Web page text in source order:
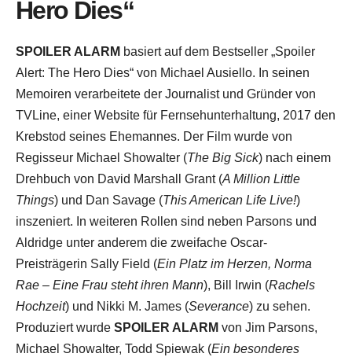
Hero Dies“
SPOILER ALARM basiert auf dem Bestseller „Spoiler
Alert: The Hero Dies“ von Michael Ausiello. In seinen
Memoiren verarbeitete der Journalist und Gründer von
TVLine, einer Website für Fernsehunterhaltung, 2017 den
Krebstod seines Ehemannes. Der Film wurde von
Regisseur Michael Showalter (The Big Sick) nach einem
Drehbuch von David Marshall Grant (A Million Little
Things) und Dan Savage (This American Life Live!)
inszeniert. In weiteren Rollen sind neben Parsons und
Aldridge unter anderem die zweifache Oscar-
Preisträgerin Sally Field (Ein Platz im Herzen, Norma
Rae – Eine Frau steht ihren Mann), Bill Irwin (Rachels
Hochzeit) und Nikki M. James (Severance) zu sehen.
Produziert wurde SPOILER ALARM von Jim Parsons,
Michael Showalter, Todd Spiewak (Ein besonderes